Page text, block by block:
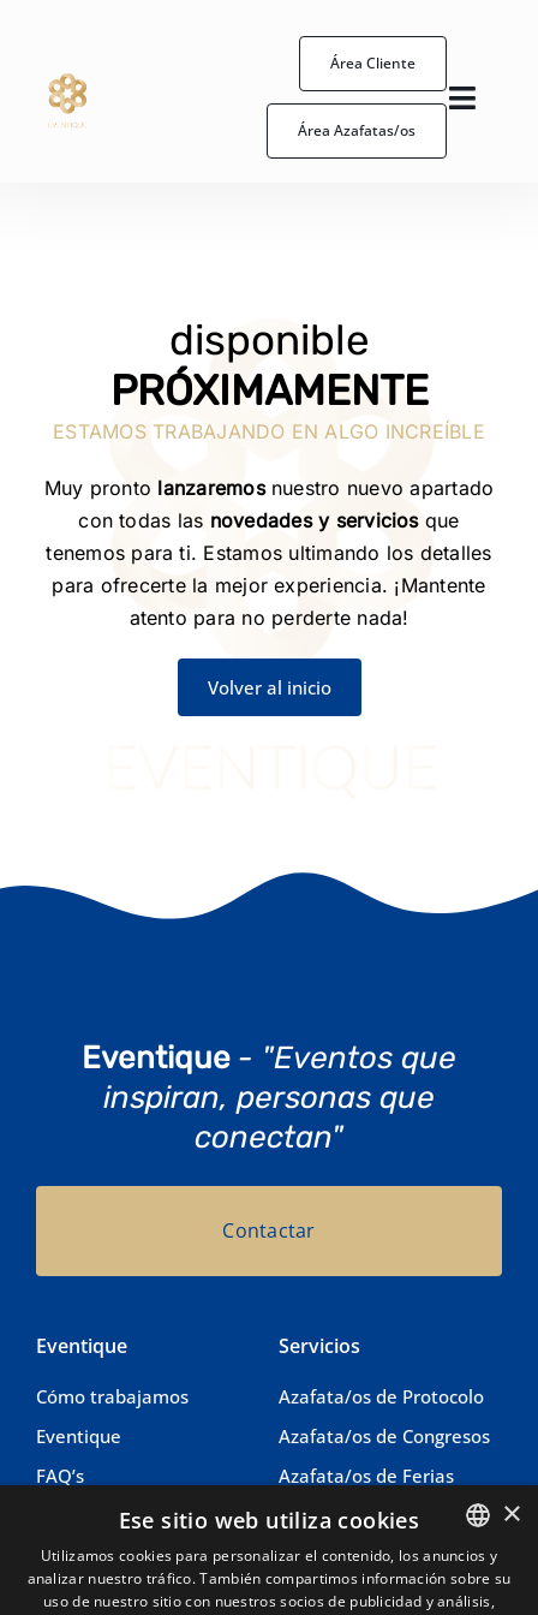
content
Cómo trabajamos
Eventique
Contacto
Área Cliente
Área Azafatas/os
disponible
PRÓXIMAMENTE
ESTAMOS TRABAJANDO EN ALGO INCREÍBLE
Muy pronto lanzaremosnuestro nuevo apartado
con todas las novedades y serviciosque
tenemos para ti. Estamos ultimando los detalles
para ofrecerte la mejor experiencia. ¡Mantente
atento para no perderte nada!
Volver al inicio
Eventique - "Eventos que
inspiran, personas que
conectan"
Contactar
Eventique
Cómo trabajamos
Eventique
FAQ’s
Servicios
Azafata/os de Protocolo
Azafata/os de Congresos
Azafata/os de Ferias
Azafata/os de Imagen
Coordinacion eventos
SPANISH
×
Ese sitio web utiliza cookies
Utilizamos cookies para personalizar el contenido, los anuncios y
analizar nuestro tráfico. También compartimos información sobre su
uso de nuestro sitio con nuestros socios de publicidad y análisis,